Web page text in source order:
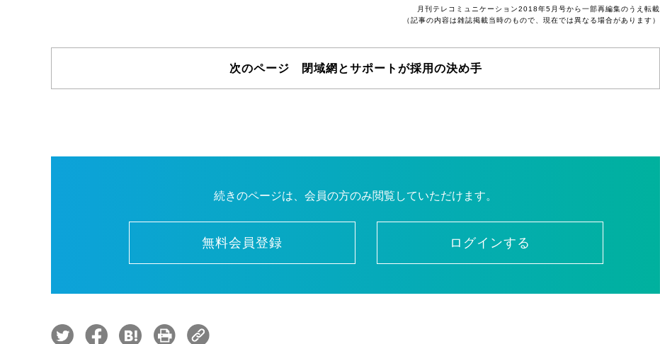
月刊テレコミュニケーション2018年5月号から一部再編集のうえ転載
（記事の内容は雑誌掲載当時のもので、現在では異なる場合があります）
次のページ 閉域網とサポートが採用の決め手
続きのページは、会員の方のみ閲覧していただけます。
無料会員登録 ログインする